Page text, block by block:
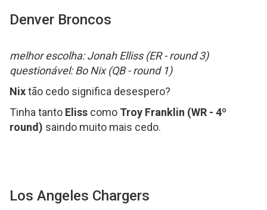
Denver Broncos
melhor escolha: Jonah Elliss (ER - round 3)
questionável: Bo Nix (QB - round 1)
Nixtão cedo significa desespero?
Tinha tanto Eliss como Troy Franklin (WR - 4º
round) saindo muito mais cedo.
Los Angeles Chargers